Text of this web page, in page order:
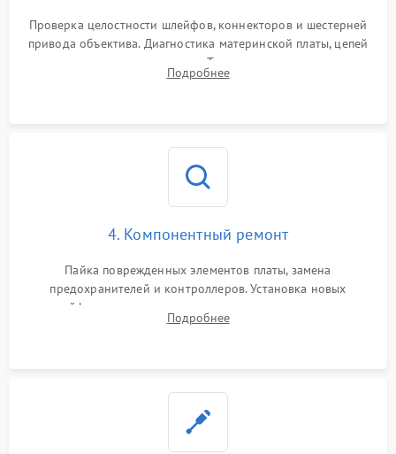
Проверка целостности шлейфов, коннекторов и шестерней
привода объектива. Диагностика материнской платы, цепей
питания и картоприемника. Тестирование механизма
затвора и блока внутрикамерной стабилизации.
Подробнее
4. Компонентный ремонт
Пайка поврежденных элементов платы, замена
предохранителей и контроллеров. Установка новых
шлейфов, дисплея, механизма затвора или двигателя
автофокуса. Восстановление геометрии тубуса объектива
Подробнее